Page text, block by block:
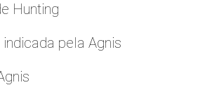
Hunting
pela Agnis